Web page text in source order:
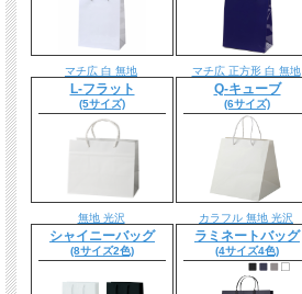
マチ広 白 無地
L-フラット
(5サイズ)
マチ広 正方形 白 無地
Q-キューブ
(6サイズ)
無地 光沢
シャイニーバッグ
(8サイズ2色)
カラフル 無地 光沢
ラミネートバッグ
(4サイズ4色)